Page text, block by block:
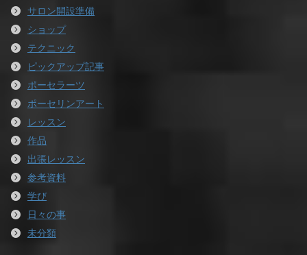
サロン開設準備
ショップ
テクニック
ピックアップ記事
ポーセラーツ
ポーセリンアート
レッスン
作品
出張レッスン
参考資料
学び
日々の事
未分類